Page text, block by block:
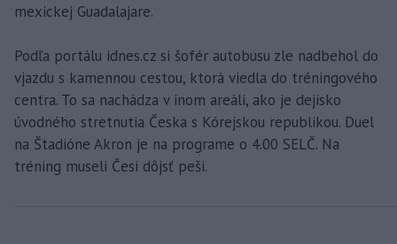
mexickej Guadalajare.
Podľa portálu idnes.cz si šofér autobusu zle nadbehol do
vjazdu s kamennou cestou, ktorá viedla do tréningového
centra. To sa nachádza v inom areáli, ako je dejisko
úvodného stretnutia Česka s Kórejskou republikou. Duel
na Štadióne Akron je na programe o 4.00 SELČ. Na
tréning museli Česi dôjsť peši.